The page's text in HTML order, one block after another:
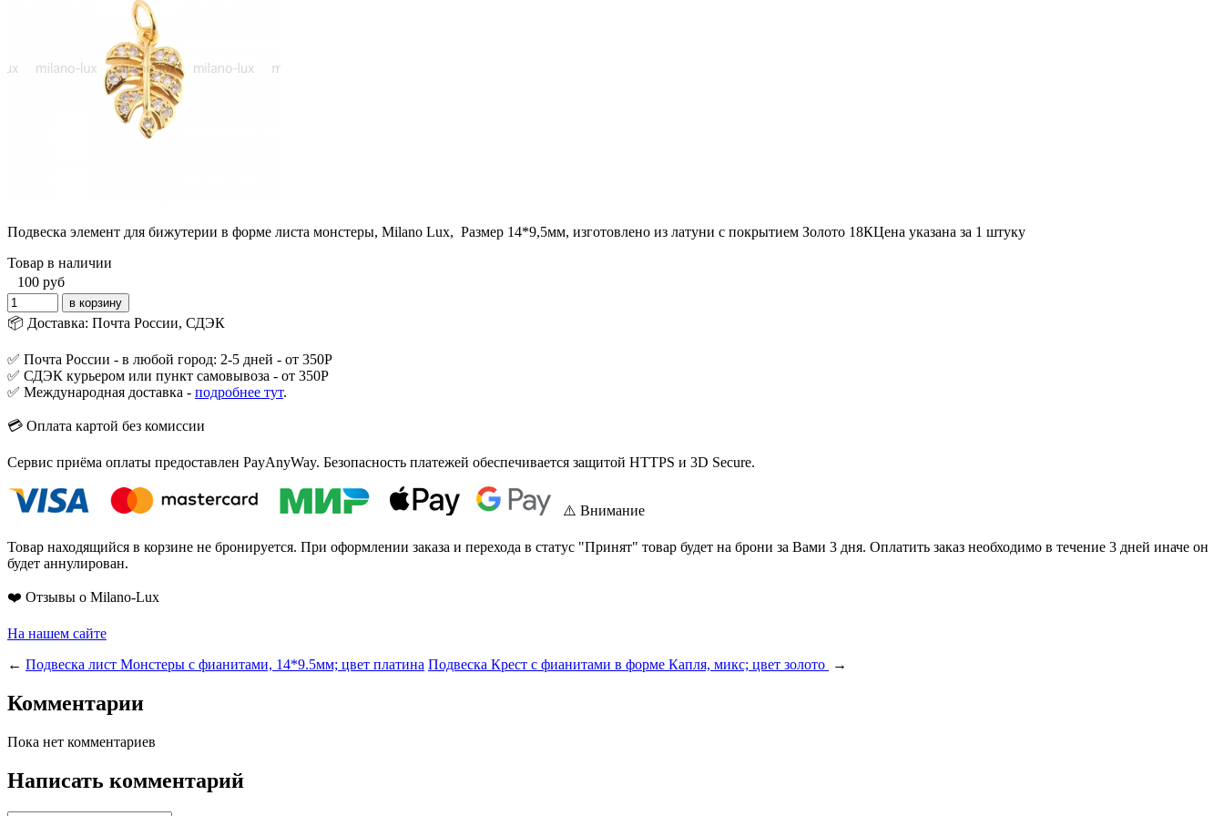
Подвеска элемент для бижутерии в форме листа монстеры, Milano Lux, Размер 14*9,5мм, изготовлено из латуни с покрытием Золото 18КЦена указана за 1 штуку
Товар в наличии
100 руб
📦 Доставка: Почта России, СДЭК
✅ Почта России - в любой город: 2-5 дней - от 350Р
✅ СДЭК курьером или пункт самовывоза - от 350Р
✅ Международная доставка - подробнее тут.
💳 Оплата картой без комиссии
Сервис приёма оплаты предоставлен PayAnyWay. Безопасность платежей обеспечивается защитой HTTPS и 3D Secure.
⚠️ Внимание
Товар находящийся в корзине не бронируется. При оформлении заказа и перехода в статус "Принят" товар будет на брони за Вами 3 дня. Оплатить заказ необходимо в течение 3 дней иначе он
будет аннулирован.
❤️ Отзывы о Milano-Lux
На нашем сайте
← Подвеска лист Монстеры с фианитами, 14*9.5мм; цвет платина Подвеска Крест с фианитами в форме Капля, микс; цвет золото →
Комментарии
Пока нет комментариев
Написать комментарий